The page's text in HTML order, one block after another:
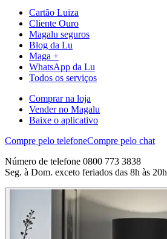
Cartão Luiza
Cliente Ouro
Magalu seguros
Blog da Lu
Maga +
WhatsApp da Lu
Todos os serviços
Comprar na loja
Vender no Magalu
Baixe o aplicativo
Compre pelo telefoneCompre pelo chat
Número de telefone 0800 773 3838
Seg. à Dom. exceto feriados das 8h às 20h